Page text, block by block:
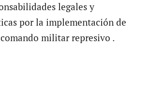
legales y
por la implementación de
militar represivo .